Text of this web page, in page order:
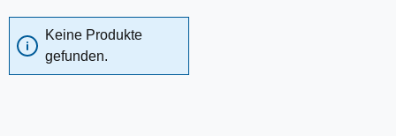
Keine Produkte
gefunden.